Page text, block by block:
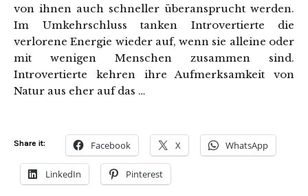
von ihnen auch schneller überansprucht werden.
Im Umkehrschluss tanken Introvertierte die
verlorene Energie wieder auf, wenn sie alleine oder
mit wenigen Menschen zusammen sind.
Introvertierte kehren ihre Aufmerksamkeit von
Natur aus eher auf das …
Share it: Facebook X WhatsApp
LinkedIn Pinterest